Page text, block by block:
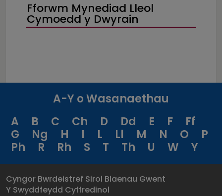
Fforwm Mynediad Lleol
Cymoedd y Dwyrain
A-Y o Wasanaethau
A
B C Ch D Dd E F
Ff
G
Ng H I L Ll M N O
P
Ph
R Rh S T Th U W Y
Cyngor Bwrdeistref Sirol Blaenau Gwent
Y Swyddfeydd Cyffredinol